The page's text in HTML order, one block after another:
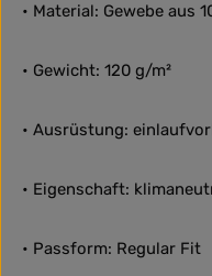
• Material: Gewebe aus
• Gewicht: 120 g/m²
• Ausrüstung:
• Eigenschaft:
• Passform: Regular Fit